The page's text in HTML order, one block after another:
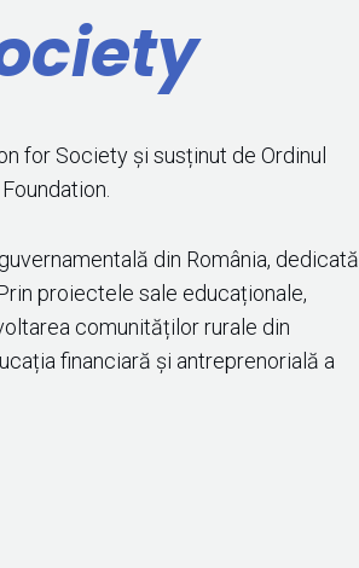
for Society și susținut de Ordinul
din România, dedicată
proiectele sale educaționale,
comunităților rurale din
financiară și antreprenorială a